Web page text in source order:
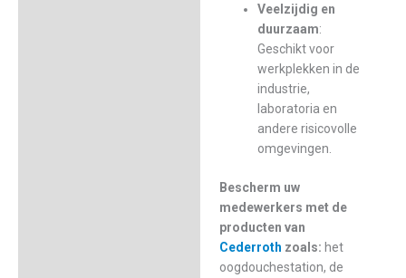
Veelzijdig en
duurzaam:
Geschikt voor
werkplekken in de
industrie,
laboratoria en
andere risicovolle
omgevingen.
Bescherm uw
medewerkers met de
producten van
Cederroth zoals: het
oogdouchestation, de